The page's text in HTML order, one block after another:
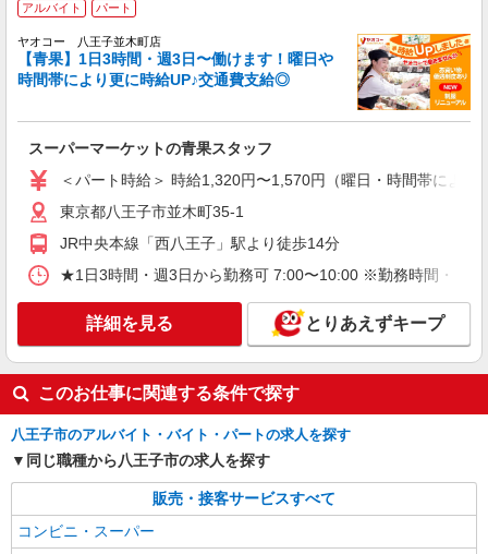
キープ 詳細を見る
正社員
株式会社リジョイスカンパニー（113201）
大学病院の清掃
21万3655円支給
東京医科大学八王子医療センター（東京都八王
子市館町1163）
キープ 詳細を見る
アルバイト パート
エーエフマネジメント株式会社
時給1,250円 試用期間：3か月（待遇の変動な
し）
東京都八王子市鑓水
キープ
アルバイト パート
ヤオコー 八王子並木町店
【青果】1日3時間・週3日〜働けます！曜日や
時間帯により更に時給UP♪交通費支給◎
スーパーマーケットの青果スタッフ
＜パート時給＞ 時給1,320円〜1,570円（曜日・時間帯によ
東京都八王子市並木町35-1
JR中央本線「西八王子」駅より徒歩14分
★1日3時間・週3日から勤務可 7:00〜10:00 ※勤務時間・日
詳細を見る とりあえずキープ
このお仕事に関連する条件で探す
八王子市のアルバイト・バイト・パートの求人を探す
同じ職種から八王子市の求人を探す
販売・接客サービスすべて
コンビニ・スーパー